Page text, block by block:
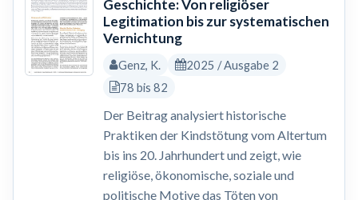
Geschichte: Von religiöser
Legitimation bis zur systematischen
Vernichtung
Genz, K.
2025 / Ausgabe 2
78 bis 82
Der Beitrag analysiert historische
Praktiken der Kindstötung vom Altertum
bis ins 20. Jahrhundert und zeigt, wie
religiöse, ökonomische, soziale und
politische Motive das Töten von